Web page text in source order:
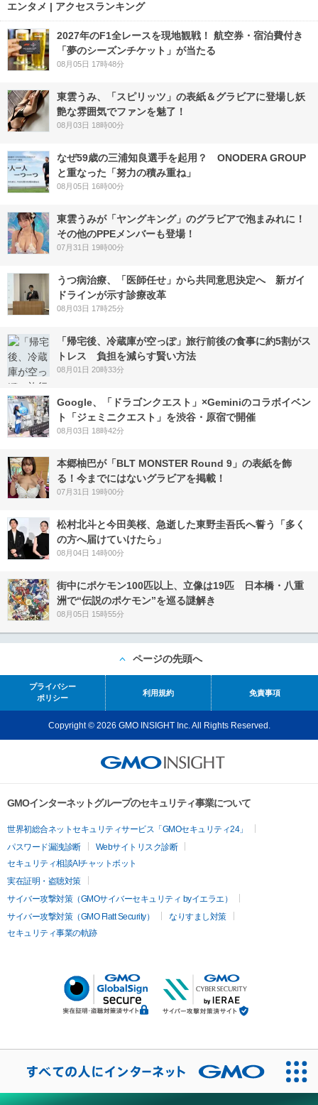
エンタメ | アクセスランキング
2027年のF1全レースを現地観戦！ 航空券・宿泊費付き
「夢のシーズンチケット」が当たる
08月05日 17時48分
東雲うみ、「スピリッツ」の表紙＆グラビアに登場し妖
艶な雰囲気でファンを魅了！
08月03日 18時00分
なぜ59歳の三浦知良選手を起用？ ONODERA GROUP
と重なった「努力の積み重ね」
08月05日 16時00分
東雲うみが「ヤングキング」のグラビアで泡まみれに！
その他のPPEメンバーも登場！
07月31日 19時00分
うつ病治療、「医師任せ」から共同意思決定へ 新ガイ
ドラインが示す診療改革
08月03日 17時25分
「帰宅後、冷蔵庫が空っぽ」旅行前後の食事に約5割がス
トレス 負担を減らす賢い方法
08月01日 20時33分
Google、「ドラゴンクエスト」×Geminiのコラボイベン
ト「ジェミニクエスト」を渋谷・原宿で開催
08月03日 18時42分
本郷柚巴が「BLT MONSTER Round 9」の表紙を飾
る！今までにはないグラビアを掲載！
07月31日 19時00分
松村北斗と今田美桜、急逝した東野圭吾氏へ誓う「多く
の方へ届けていけたら」
08月04日 14時00分
街中にポケモン100匹以上、立像は19匹 日本橋・八重
洲で“伝説のポケモン”を巡る謎解き
08月05日 15時55分
ページの先頭へ
プライバシー
ポリシー
利用規約 免責事項
Copyright © 2026 GMO INSIGHT Inc. All Rights Reserved.
GMOインターネットグループのセキュリティ事業について
世界初総合ネットセキュリティサービス「GMOセキュリティ24」
パスワード漏洩診断
Webサイトリスク診断
セキュリティ相談AIチャットボット
実在証明・盗聴対策
サイバー攻撃対策（GMOサイバーセキュリティ byイエラエ）
サイバー攻撃対策（GMO Flatt Security）
なりすまし対策
セキュリティ事業の軌跡